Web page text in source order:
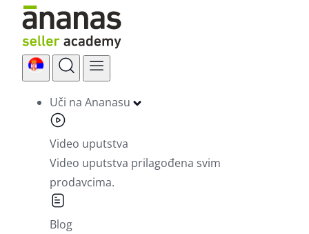
Skip
content
Uči na Ananasu
Video uputstva
Video uputstva prilagođena svim
prodavcima.
Blog